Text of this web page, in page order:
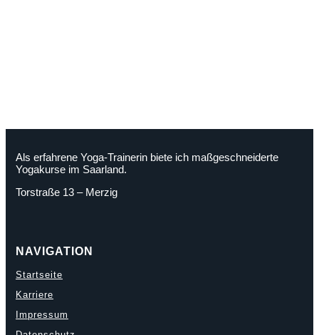
Als erfahrene Yoga-Trainerin biete ich maßgeschneiderte
Yogakurse im Saarland.
Torstraße 13 – Merzig
NAVIGATION
Startseite
Karriere
Impressum